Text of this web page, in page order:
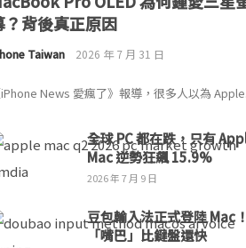
？背後真正原因
Taiwan 2026 年 7 月 31 日
News 愛瘋了》報導，很多人以為
全球 PC 都在跌，只有
Mac 逆勢狂飆 15.9%
2026 年 7 月 9 日
豆包輸入法正式登陸 Mac
「嘴巴」比鍵盤還快